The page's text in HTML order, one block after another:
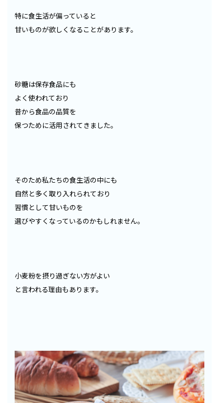
特に食生活が偏っていると
甘いものが欲しくなることがあります。
砂糖は保存食品にも
よく使われており
昔から食品の品質を
保つために活用されてきました。
そのため私たちの食生活の中にも
自然と多く取り入れられており
習慣として甘いものを
選びやすくなっているのかもしれません。
小麦粉を摂り過ぎない方がよい
と言われる理由もあります。